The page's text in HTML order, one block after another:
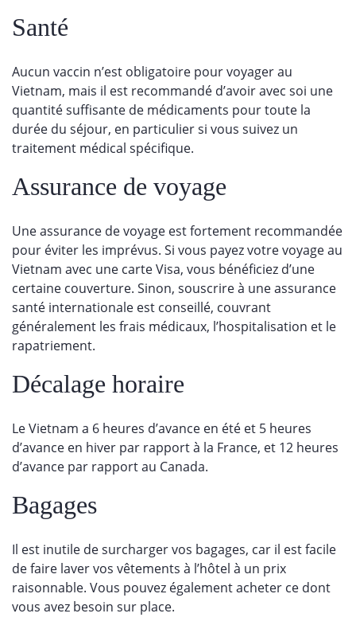
Santé
Aucun vaccin n’est obligatoire pour voyager au
Vietnam, mais il est recommandé d’avoir avec soi une
quantité suffisante de médicaments pour toute la
durée du séjour, en particulier si vous suivez un
traitement médical spécifique.
Assurance de voyage
Une assurance de voyage est fortement recommandée
pour éviter les imprévus. Si vous payez votre voyage au
Vietnam avec une carte Visa, vous bénéficiez d’une
certaine couverture. Sinon, souscrire à une assurance
santé internationale est conseillé, couvrant
généralement les frais médicaux, l’hospitalisation et le
rapatriement.
Décalage horaire
Le Vietnam a 6 heures d’avance en été et 5 heures
d’avance en hiver par rapport à la France, et 12 heures
d’avance par rapport au Canada.
Bagages
Il est inutile de surcharger vos bagages, car il est facile
de faire laver vos vêtements à l’hôtel à un prix
raisonnable. Vous pouvez également acheter ce dont
vous avez besoin sur place.